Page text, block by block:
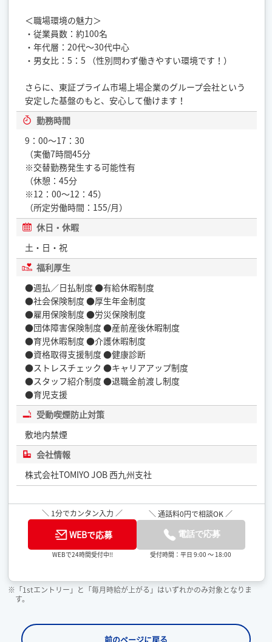
＜職場環境の魅力＞
・従業員数：約100名
・年代層：20代〜30代中心
・男女比：5：5 （性別問わず働きやすい環境です！）
さらに、東証プライム市場上場企業のグループ会社という
安定した基盤のもと、安心して働けます！
勤務時間
9：00～17：30
（実働7時間45分
※交替勤務発生する可能性有
（休憩：45分
※12：00〜12：45）
（所定労働時間：155/月）
休日・休暇
土・日・祝
福利厚生
●週払／日払制度 ●有給休暇制度
●社会保険制度 ●厚生年金制度
●雇用保険制度 ●労災保険制度
●団体障害保険制度 ●産前産後休暇制度
●育児休暇制度 ●介護休暇制度
●資格取得支援制度 ●健康診断
●ストレスチェック ●キャリアアップ制度
●スタッフ紹介制度 ●退職金前渡し制度
●育児支援
受動喫煙防止対策
敷地内禁煙
会社情報
株式会社TOMIYO JOB 西九州支社
＼ 1分でカンタン入力 ／
WEBで応募
WEBで24時間受付中!!
＼ 通話料0円で相談OK ／
電話で応募
受付時間：平日 9:00 ～ 18:00
※「1stエントリー」と「毎月時給が上がる」はいずれかのみ対象となりま
す。
前のページに戻る